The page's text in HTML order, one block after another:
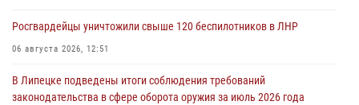
Росгвардейцы уничтожили свыше 120 беспилотников в ЛНР
06 августа 2026, 12:51
В Липецке подведены итоги соблюдения требований
законодательства в сфере оборота оружия за июль 2026 года